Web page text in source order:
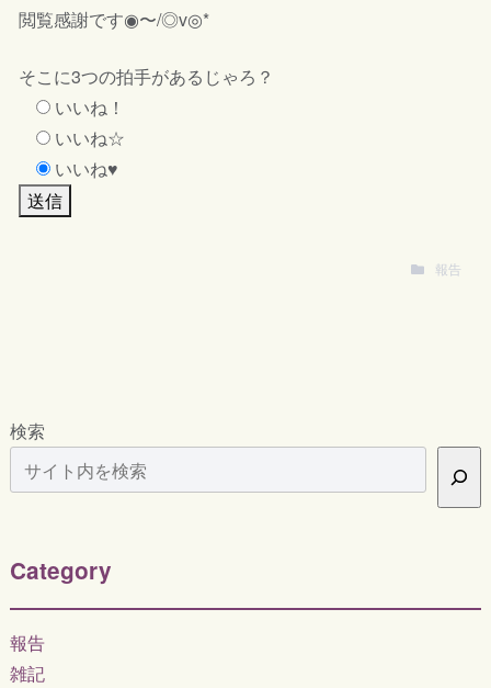
閲覧感謝です◉〜/◎v◎*
そこに3つの拍手があるじゃろ？
いいね！
いいね☆
いいね♥
報告
検索
Category
報告
雑記